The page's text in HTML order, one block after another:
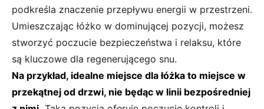
podkreśla znaczenie przepływu energii w przestrzeni.
Umieszczając łóżko w dominującej pozycji, możesz
stworzyć poczucie bezpieczeństwa i relaksu, które
są kluczowe dla regenerującego snu.
Na przykład, idealne miejsce dla łóżka to miejsce w
przekątnej od drzwi, nie będąc w linii bezpośredniej